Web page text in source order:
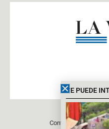
Contacto Aviso
TE PUEDE